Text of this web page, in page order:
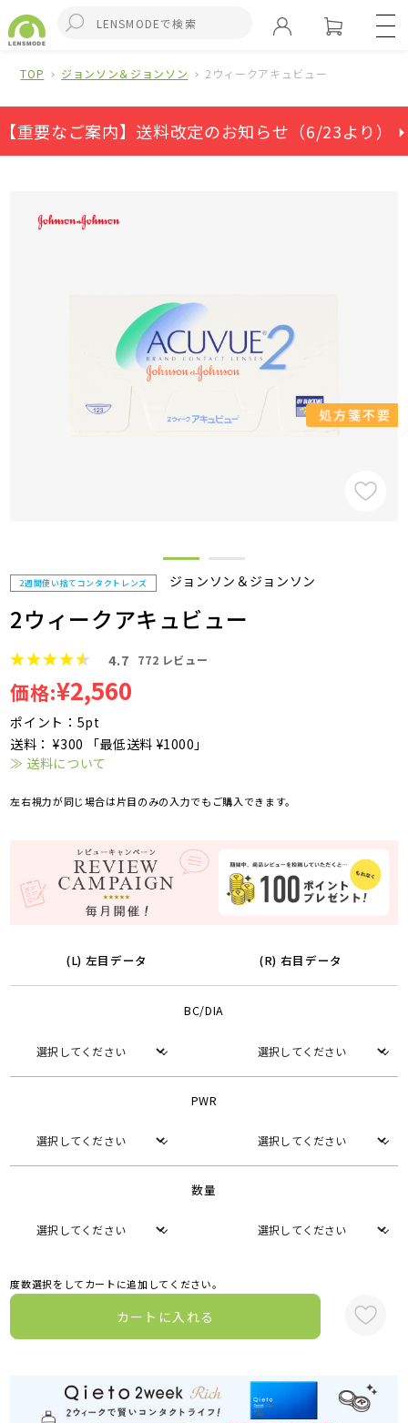
TOP ジョンソン＆ジョンソン 2ウィークアキュビュー
【重要なご案内】送料改定のお知らせ（6/23より） ⏵
2週間使い捨てコンタクトレンズ ジョンソン＆ジョンソン
2ウィークアキュビュー
4.7 772 レビュー
価格:¥2,560
ポイント：5pt
送料： ¥300 「最低送料 ¥1000」
≫ 送料について
左右視力が同じ場合は片目のみの入力でもご購入できます。
(L) 左目データ (R) 右目データ
BC/DIA
PWR
数量
度数選択をしてカートに追加してください。
カートに入れる